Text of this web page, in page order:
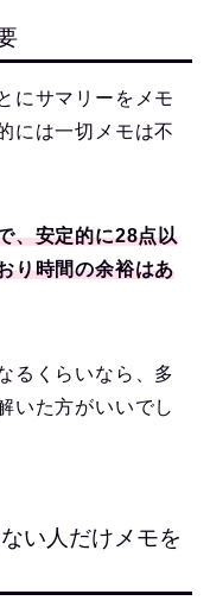
にサマリーをメモ
には一切メモは不
、安定的に28点以
り時間の余裕はあ
るくらいなら、多
いた方がいいでし
い人だけメモを